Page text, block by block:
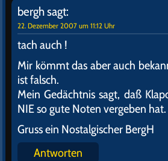
berghsagt:
22. Dezember 2007 um 11:12 Uhr
tach auch !
Mir kömmt das aber auch
ist falsch.
Mein Gedächtnis sagt, daß
NIE so gute Noten vergeben hat.
Gruss ein Nostalgischer BergH
Antworten